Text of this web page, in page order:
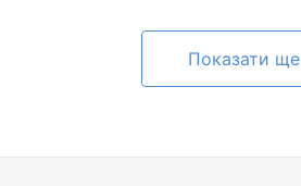
Показати ще